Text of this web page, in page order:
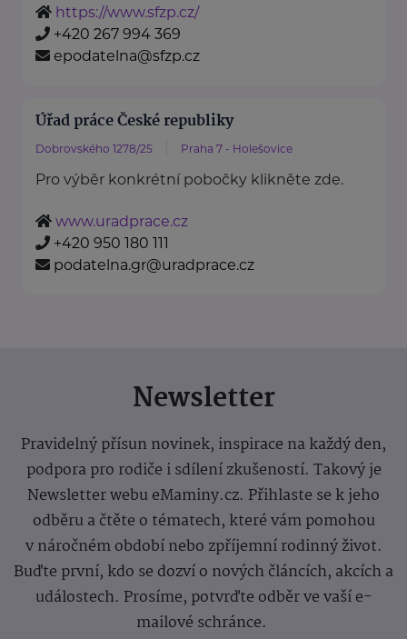
https://www.sfzp.cz/
+420 267 994 369
epodatelna@sfzp.cz
Úřad práce České republiky
Dobrovského 1278/25 Praha 7 - Holešovice
Pro výběr konkrétní pobočky klikněte zde.
www.uradprace.cz
+420 950 180 111
podatelna.gr@uradprace.cz
Newsletter
Pravidelný přísun novinek, inspirace na každý den,
podpora pro rodiče i sdílení zkušeností. Takový je
Newsletter webu eMaminy.cz. Přihlaste se k jeho
odběru a čtěte o tématech, které vám pomohou
v náročném období nebo zpříjemní rodinný život.
Buďte první, kdo se dozví o nových článcích, akcích a
událostech. Prosíme, potvrďte odběr ve vaší e-
mailové schránce.